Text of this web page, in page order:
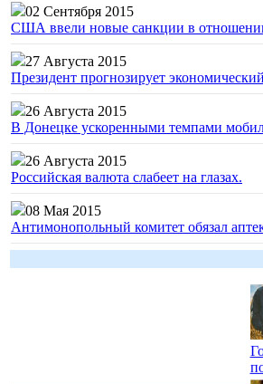
02 Сентября 2015
США ввели новые санкции в
27 Августа 2015
Президент прогнозирует
26 Августа 2015
В Донецке ускоренными темпами
26 Августа 2015
Российская валюта слабеет на глазах.
08 Мая 2015
Антимонопольный комитет обязал